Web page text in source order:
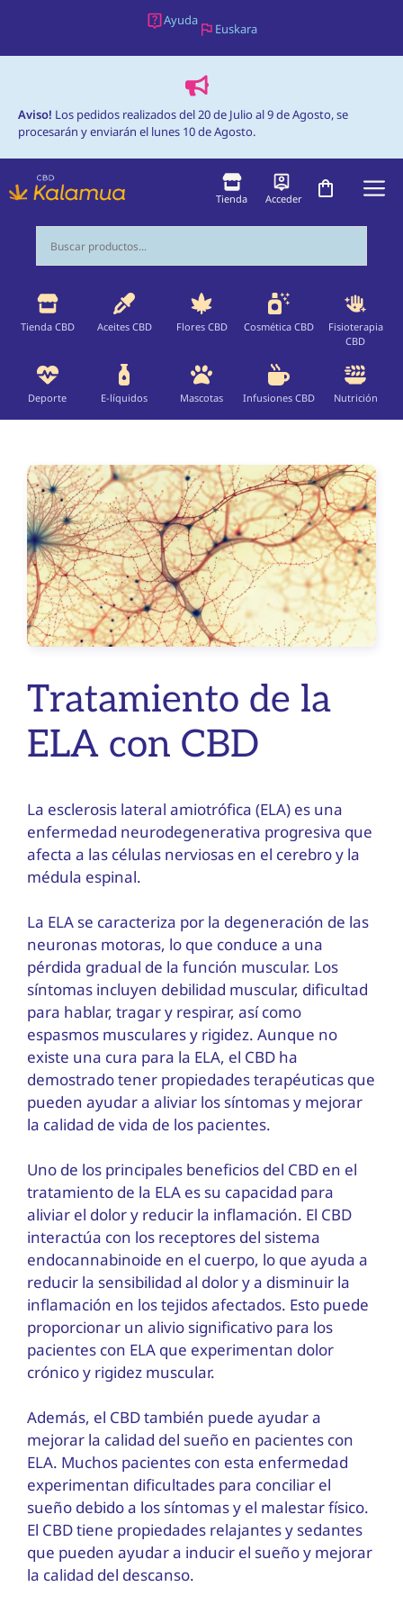
contenido
Ayuda
Euskara
Aviso! Los pedidos realizados del 20 de Julio al 9 de Agosto, se
procesarán y enviarán el lunes 10 de Agosto.
Acceder
Tienda
Tienda CBD Aceites CBD Flores CBD Cosmética CBD
Fisioterapia
CBD
Deporte E-líquidos Mascotas Infusiones CBD Nutrición
Tratamiento de la
ELA con CBD
La esclerosis lateral amiotrófica (ELA) es una
enfermedad neurodegenerativa progresiva que
afecta a las células nerviosas en el cerebro y la
médula espinal.
La ELA se caracteriza por la degeneración de las
neuronas motoras, lo que conduce a una
pérdida gradual de la función muscular. Los
síntomas incluyen debilidad muscular, dificultad
para hablar, tragar y respirar, así como
espasmos musculares y rigidez. Aunque no
existe una cura para la ELA, el CBD ha
demostrado tener propiedades terapéuticas que
pueden ayudar a aliviar los síntomas y mejorar
la calidad de vida de los pacientes.
Uno de los principales beneficios del CBD en el
tratamiento de la ELA es su capacidad para
aliviar el dolor y reducir la inflamación. El CBD
interactúa con los receptores del sistema
endocannabinoide en el cuerpo, lo que ayuda a
reducir la sensibilidad al dolor y a disminuir la
inflamación en los tejidos afectados. Esto puede
proporcionar un alivio significativo para los
pacientes con ELA que experimentan dolor
crónico y rigidez muscular.
Además, el CBD también puede ayudar a
mejorar la calidad del sueño en pacientes con
ELA. Muchos pacientes con esta enfermedad
experimentan dificultades para conciliar el
sueño debido a los síntomas y el malestar físico.
El CBD tiene propiedades relajantes y sedantes
que pueden ayudar a inducir el sueño y mejorar
la calidad del descanso.